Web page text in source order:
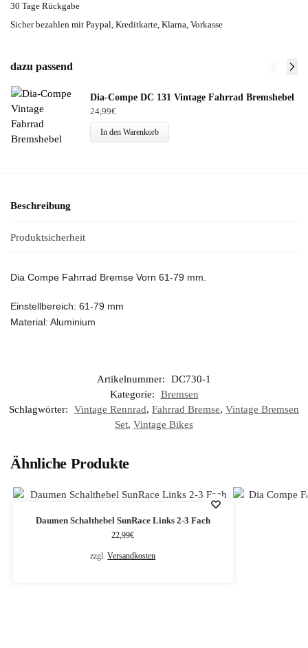
30 Tage Rückgabe
Sicher bezahlen mit Paypal, Kreditkarte, Klarna, Vorkasse
dazu passend
Dia-Compe DC 131 Vintage Fahrrad Bremshebel
24,99€
In den Warenkorb
Beschreibung
Produktsicherheit
Dia Compe Fahrrad Bremse Vorn 61-79 mm.
Einstellbereich: 61-79 mm
Material: Aluminium
Artikelnummer:
DC730-1
Kategorie:
Bremsen
Schlagwörter:
Vintage Rennrad, Fahrrad Bremse, Vintage Bremsen
Set, Vintage Bikes
Ähnliche Produkte
Daumen Schalthebel SunRace Links 2-3 Fach
22,99€
zzgl.Versandkosten